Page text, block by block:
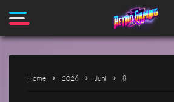
Home 2026 Juni 8